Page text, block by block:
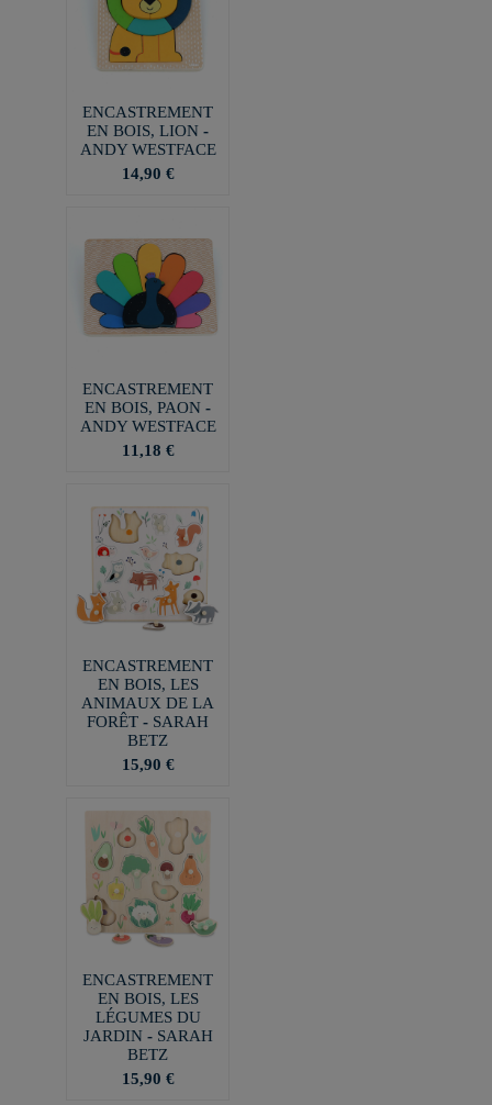
ENCASTREMENT
EN BOIS, LION -
ANDY WESTFACE
14,90 €
ENCASTREMENT
EN BOIS, PAON -
ANDY WESTFACE
11,18 €
ENCASTREMENT
EN BOIS, LES
ANIMAUX DE LA
FORÊT - SARAH
BETZ
15,90 €
ENCASTREMENT
EN BOIS, LES
LÉGUMES DU
JARDIN - SARAH
BETZ
15,90 €